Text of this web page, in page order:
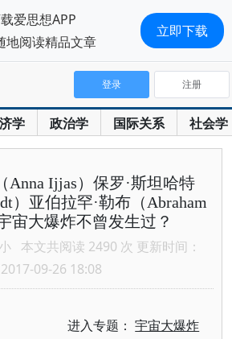
学 政治学 国际关系 社会学
登录 注册
Anna Ijjas）保罗·斯坦哈特
）亚伯拉罕·勒布（Abraham
宙大爆炸不曾发生过？
小 本文共阅读 2490 次 更新时间：
2017-09-26 18:08
进入专题：宇宙大爆炸
爱思想APP
地阅读精品文章
立即下载